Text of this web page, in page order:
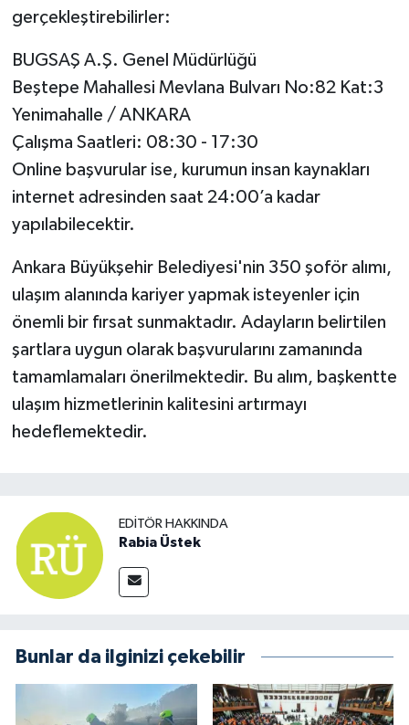
gerçekleştirebilirler:
BUGSAŞ A.Ş. Genel Müdürlüğü
Beştepe Mahallesi Mevlana Bulvarı No:82 Kat:3
Yenimahalle / ANKARA
Çalışma Saatleri: 08:30 - 17:30
Online başvurular ise, kurumun insan kaynakları
internet adresinden saat 24:00’a kadar
yapılabilecektir.
Ankara Büyükşehir Belediyesi'nin 350 şoför alımı,
ulaşım alanında kariyer yapmak isteyenler için
önemli bir fırsat sunmaktadır. Adayların belirtilen
şartlara uygun olarak başvurularını zamanında
tamamlamaları önerilmektedir. Bu alım, başkentte
ulaşım hizmetlerinin kalitesini artırmayı
hedeflemektedir.
EDITÖR HAKKINDA
Rabia Üstek
Bunlar da ilginizi çekebilir